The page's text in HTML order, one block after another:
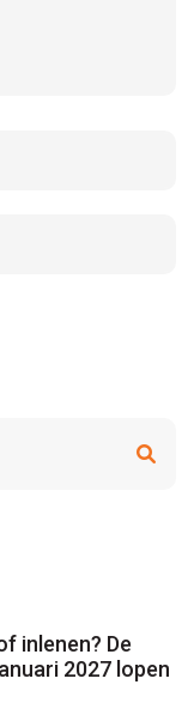
inlenen? De
2027 lopen